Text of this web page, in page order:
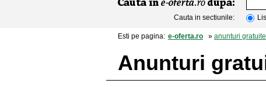
Cauta in sectiunile:
Esti pe pagina: e-oferta.ro » anunturi gratuite
Anunturi